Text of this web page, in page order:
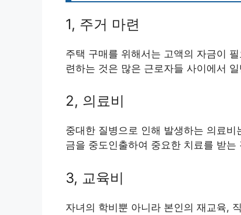
1, 주거 마련
주택 구매를 위해서는 고액의 자금이
련하는 것은 많은 근로자들 사이에서
2, 의료비
중대한 질병으로 인해 발생하는 의료
금을 중도인출하여 중요한 치료를 받는
3, 교육비
자녀의 학비뿐 아니라 본인의 재교육,